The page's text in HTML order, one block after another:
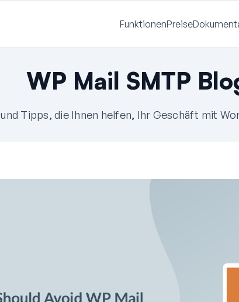
FunktionenPreise
WP Mail SMTP
Tipps, die Ihnen helfen, Ihr Geschäft mit